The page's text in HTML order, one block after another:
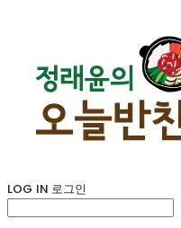
LOG IN 로그인